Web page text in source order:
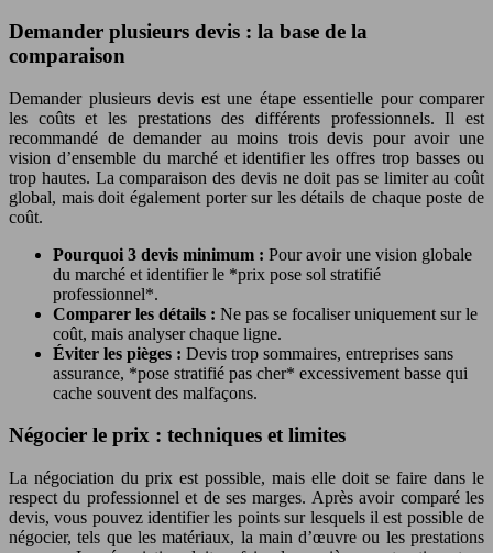
Demander plusieurs devis : la base de la
comparaison
Demander plusieurs devis est une étape essentielle pour comparer
les coûts et les prestations des différents professionnels. Il est
recommandé de demander au moins trois devis pour avoir une
vision d’ensemble du marché et identifier les offres trop basses ou
trop hautes. La comparaison des devis ne doit pas se limiter au coût
global, mais doit également porter sur les détails de chaque poste de
coût.
Pourquoi 3 devis minimum : Pour avoir une vision globale
du marché et identifier le *prix pose sol stratifié
professionnel*.
Comparer les détails : Ne pas se focaliser uniquement sur le
coût, mais analyser chaque ligne.
Éviter les pièges : Devis trop sommaires, entreprises sans
assurance, *pose stratifié pas cher* excessivement basse qui
cache souvent des malfaçons.
Négocier le prix : techniques et limites
La négociation du prix est possible, mais elle doit se faire dans le
respect du professionnel et de ses marges. Après avoir comparé les
devis, vous pouvez identifier les points sur lesquels il est possible de
négocier, tels que les matériaux, la main d’œuvre ou les prestations